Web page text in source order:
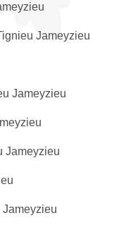
Jameyzieu
Jameyzieu
Jameyzieu
Jameyzieu